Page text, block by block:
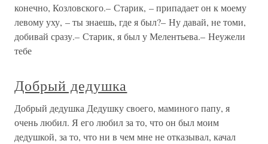
конечно, Козловского.– Старик, – припадает он к моему
левому уху, – ты знаешь, где я был?– Ну давай, не томи,
добивай сразу.– Старик, я был у Мелентьева.– Неужели
тебе
Добрый дедушка
Добрый дедушка Дедушку своего, маминого папу, я
очень любил. Я его любил за то, что он был моим
дедушкой, за то, что ни в чем мне не отказывал, качал